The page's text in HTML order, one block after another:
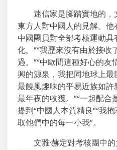
迷信家是腳踏實地的，
東方人對中國人的見解。
中國團員對全部考核運動
化。”“我歷來沒有由於接
過。”“中歐間這種好心的
興的源泉，我把同地球上
最饒風趣味的平易近族如
最年夜的收獲。”“一起配合
提到“中國人本質精良”“我
取他們中的每一小我”。
文雅·赫定對考核團中